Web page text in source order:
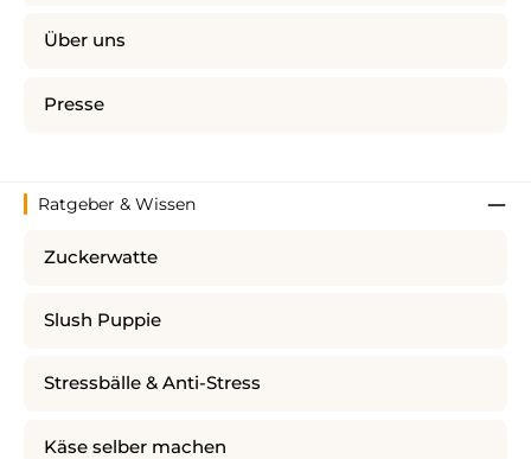
Über uns
Presse
Ratgeber & Wissen
Zuckerwatte
Slush Puppie
Stressbälle & Anti-Stress
Käse selber machen